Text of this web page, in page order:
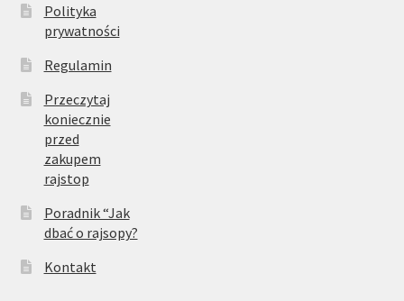
Polityka
prywatności
Regulamin
Przeczytaj
koniecznie
przed
zakupem
rajstop
Poradnik “Jak
dbać o rajsopy?
Kontakt